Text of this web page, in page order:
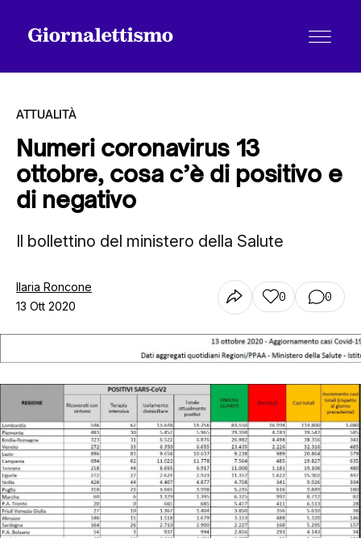
Tutti gli articoli
Chi siamo
Contatti
ATTUALITÀ
Numeri coronavirus 13
ottobre, cosa c’è di positivo e
di negativo
Il bollettino del ministero della Salute
Ilaria Roncone
13 Ott 2020
0 0